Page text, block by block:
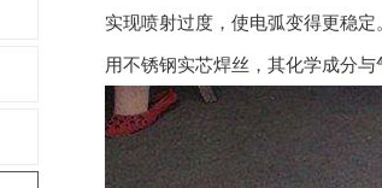
实现喷射过度，使电弧变得更稳
用不锈钢实芯焊丝，其化学成分